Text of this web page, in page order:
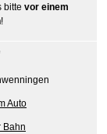
bitte vor einem
!
Auto
Bahn